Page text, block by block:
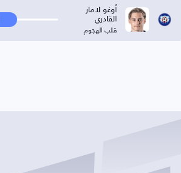
أوغو لامار
القادري
قلب الهجوم